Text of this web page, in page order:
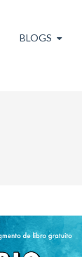
BLOGS